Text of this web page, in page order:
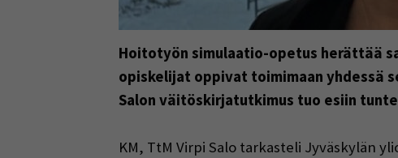
Hoitotyön simulaatio-opetus herättää
opiskelijat oppivat toimimaan yhdessä
Salon väitöskirjatutkimus tuo esiin
KM, TtM Virpi Salo tarkasteli Jyväskylän